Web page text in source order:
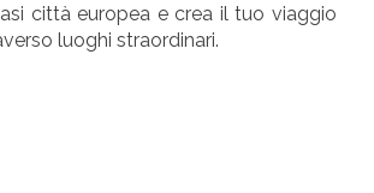
città europea e crea il tuo viaggio
luoghi straordinari.